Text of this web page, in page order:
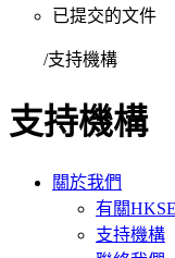
已提交的文件
/支持機構
支持機構
關於我們
有關
支持機構